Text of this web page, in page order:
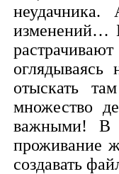
изменений…
отыскать
множество
важными! В
проживание
создавать